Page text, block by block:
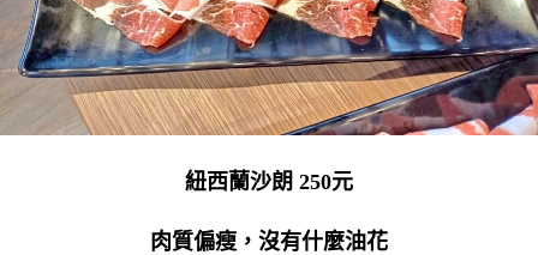
紐西蘭沙朗 250元
肉質偏瘦，沒有什麼油花